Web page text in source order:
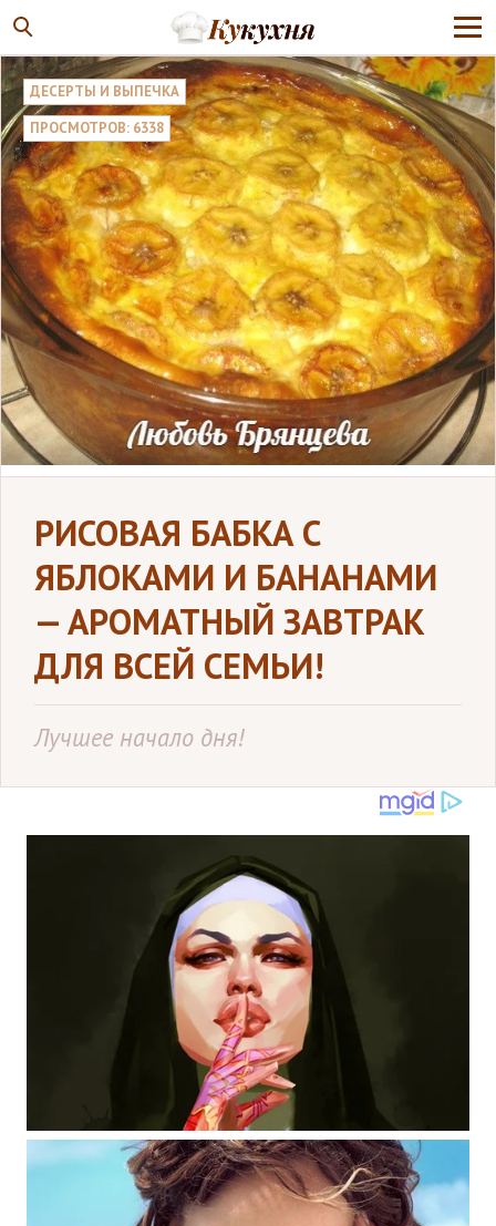
ДЕСЕРТЫ И ВЫПЕЧКА
ПРОСМОТРОВ: 6338
РИСОВАЯ БАБКА С
ЯБЛОКАМИ И БАНАНАМИ
— АРОМАТНЫЙ ЗАВТРАК
ДЛЯ ВСЕЙ СЕМЬИ!
Лучшее начало дня!